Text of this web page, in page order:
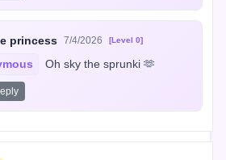
princess 7/4/2026 [Level 0]
Oh sky the sprunki 🫶